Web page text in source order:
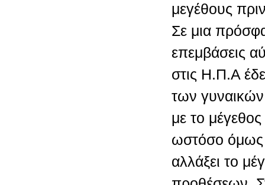
μεγέθους
Σε μια
επεμβάσεις
στις Η.Π.Α
των γυναικών
με το
ωστόσο όμως
αλλάξει το